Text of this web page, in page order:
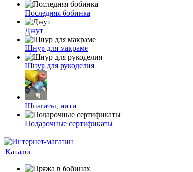
Последняя бобинка
Джут
Шнур для макраме
Шнур для рукоделия
Шпагаты, нити
Подарочные сертификаты
Каталог